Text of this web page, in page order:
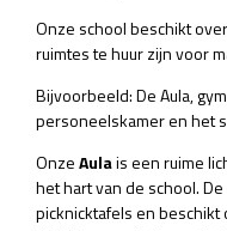
Onze school beschikt
ruimtes te huur zijn voor
Bijvoorbeeld: De Aula,
personeelskamer en het
OnzeAulais een ruime
het hart van de school.
picknicktafels en